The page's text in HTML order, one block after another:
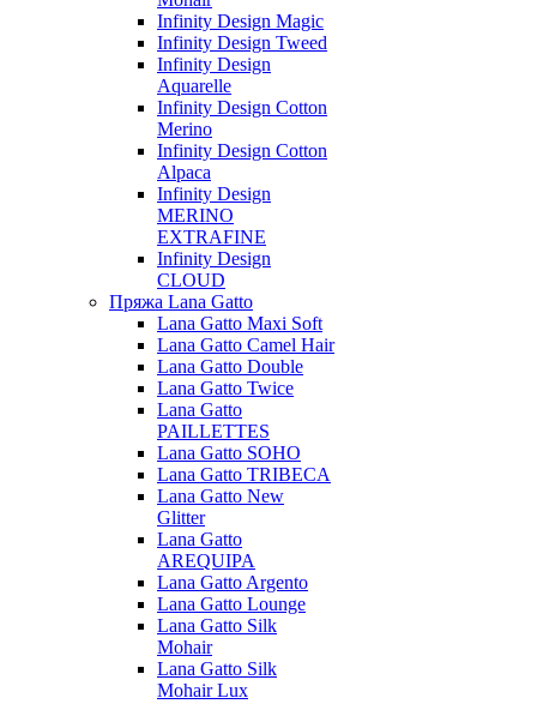
Infinity Design Magic
Infinity Design Tweed
Infinity Design
Aquarelle
Infinity Design Cotton
Merino
Infinity Design Cotton
Alpaca
Infinity Design
MERINO
EXTRAFINE
Infinity Design
CLOUD
Пряжа Lana Gatto
Lana Gatto Maxi Soft
Lana Gatto Camel Hair
Lana Gatto Double
Lana Gatto Twice
Lana Gatto
PAILLETTES
Lana Gatto SOHO
Lana Gatto TRIBECA
Lana Gatto New
Glitter
Lana Gatto
AREQUIPA
Lana Gatto Argento
Lana Gatto Lounge
Lana Gatto Silk
Mohair
Lana Gatto Silk
Mohair Lux